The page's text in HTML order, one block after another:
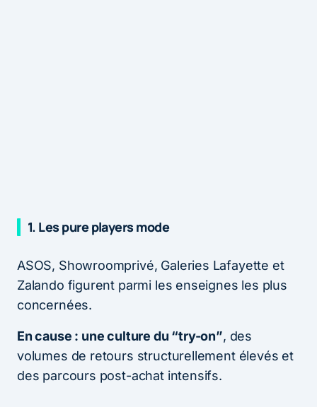
1. Les pure players mode
ASOS, Showroomprivé, Galeries Lafayette et
Zalando figurent parmi les enseignes les plus
concernées.
En cause : une culture du “try-on”, des
volumes de retours structurellement élevés et
des parcours post-achat intensifs.